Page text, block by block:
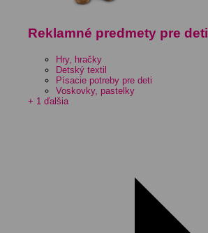
Reklamné predmety pre deti
Hry, hračky
Detský textil
Písacie potreby pre deti
Voskovky, pastelky
+ 1 ďalšia